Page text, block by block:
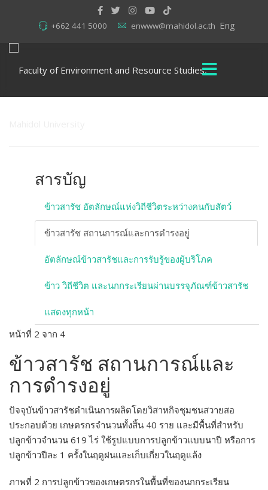
Eng
+662 441 5000 enwww@mahidol.ac.th
สารบัญ
ข้าวสารัช อัตลักษณ์แห่งวิถีชีวิตระหว่างคนกับสัตว์
ข้าวสารัช สถานการณ์และการดำรงอยู่
อัตลักษณ์ข้าวสารัชและการรับรู้ของผู้บริโภค
ข้าว วิถีชีวิต และนกกระเรียนผ่านบรรจุภัณฑ์ข้าวสารัช
แสดงทุกหน้า
หน้าที่ 2 จาก 4
ข้าวสารัช สถานการณ์และ
การดำรงอยู่
ปัจจุบันข้าวสารัชดำเนินการผลิตโดยวิสาหกิจชุมชนสวายสอ
ประกอบด้วย เกษตรกรจำนวนทั้งสิ้น 40 ราย และมีพื้นที่สำหรับ
ปลูกข้าวจำนวน 619 ไร่ ใช้รูปแบบการปลูกข้าวแบบนาปี หรือการ
ปลูกข้าวปีละ 1 ครั้งในฤดูฝนและเก็บเกี่ยวในฤดูแล้ง
ภาพที่ 2 การปลูกข้าวของเกษตรกรในพื้นที่ของนกกระเรียน